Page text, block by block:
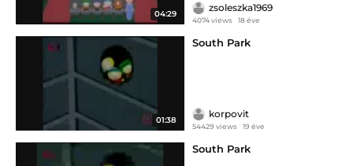
04:29
zsoleszka1969
4074 views 18 éve
01:38
South Park
korpovit
54429 views 19 éve
South Park